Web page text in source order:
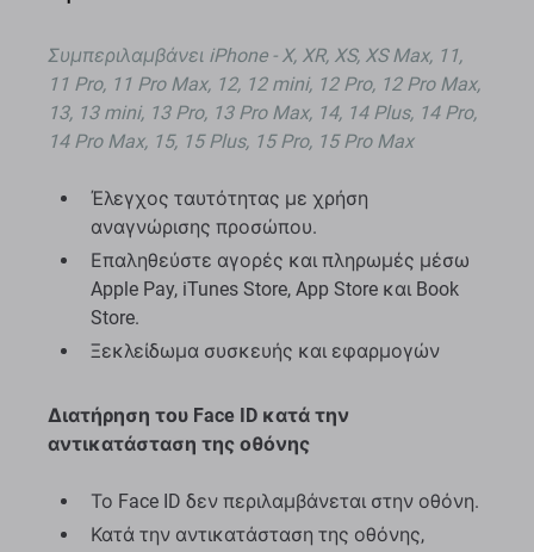
Συμπεριλαμβάνει iPhone - X, XR, XS, XS Max, 11,
11 Pro, 11 Pro Max, 12, 12 mini, 12 Pro, 12 Pro Max,
13, 13 mini, 13 Pro, 13 Pro Max, 14, 14 Plus, 14 Pro,
14 Pro Max, 15, 15 Plus, 15 Pro, 15 Pro Max
Έλεγχος ταυτότητας με χρήση
αναγνώρισης προσώπου.
Επαληθεύστε αγορές και πληρωμές μέσω
Apple Pay, iTunes Store, App Store και Book
Store.
Ξεκλείδωμα συσκευής και εφαρμογών
Διατήρηση του Face ID κατά την
αντικατάσταση της οθόνης
Το Face ID δεν περιλαμβάνεται στην οθόνη.
Κατά την αντικατάσταση της οθόνης,